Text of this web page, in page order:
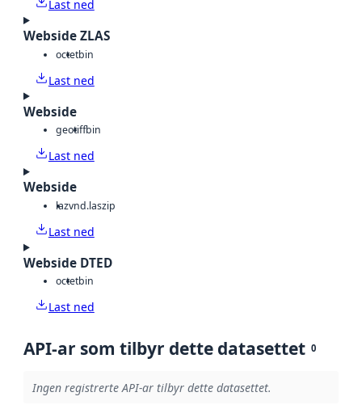
Last ned
Webside ZLAS
octetbin
Last ned
Webside
geotiffbin
Last ned
Webside
lazvnd.laszip
Last ned
Webside DTED
octetbin
Last ned
API-ar som tilbyr dette datasettet 0
Ingen registrerte API-ar tilbyr dette datasettet.